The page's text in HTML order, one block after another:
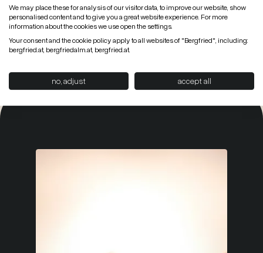
hin zur Megawasser Rutsche... & Kinderbetreuung
mit Bianca...
We may place these for analysis of our visitor data, to improve our website, show
personalised content and to give you a great website experience. For more
information about the cookies we use open the settings.
Your consent and the cookie policy apply to all websites of "Bergfried", including:
bergfried.at, bergfriedalm.at, bergfried.at.
no, adjust accept all